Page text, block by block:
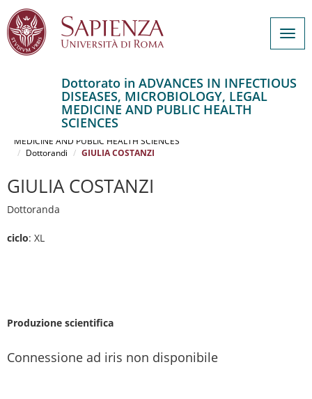
principale
Dottorato in ADVANCES IN INFECTIOUS
DISEASES, MICROBIOLOGY, LEGAL
MEDICINE AND PUBLIC HEALTH
SCIENCES
ADVANCES IN INFECTIOUS DISEASES, MICROBIOLOGY, LEGAL
MEDICINE AND PUBLIC HEALTH SCIENCES
Dottorandi
GIULIA COSTANZI
GIULIA COSTANZI
Dottoranda
ciclo: XL
Produzione scientifica
Connessione ad iris non disponibile